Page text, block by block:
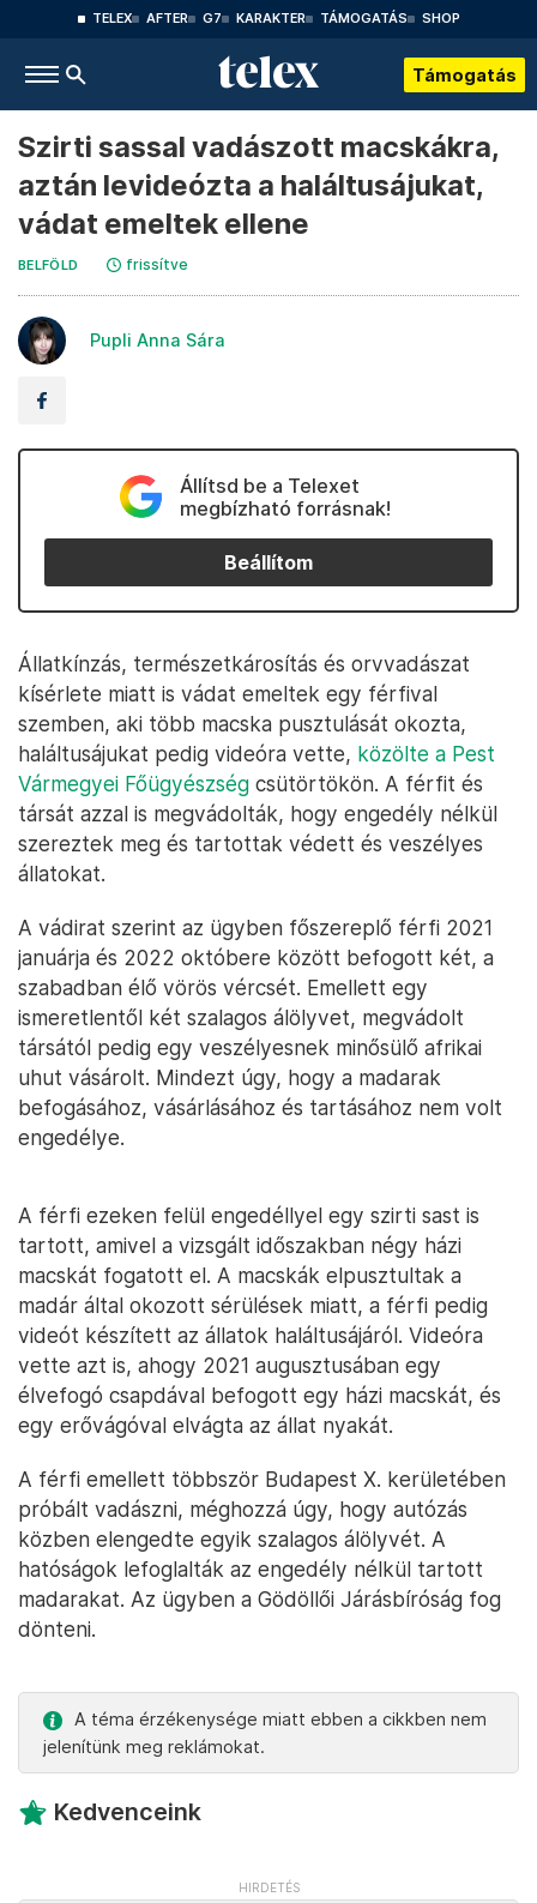
TELEX AFTER G7 KARAKTER TÁMOGATÁS SHOP
Támogatás
Szirti sassal vadászott macskákra,
aztán levideózta a haláltusájukat,
vádat emeltek ellene
BELFÖLD frissítve
Pupli Anna Sára
Állítsd be a Telexet
megbízható forrásnak!
Beállítom
Állatkínzás, természetkárosítás és orvvadászat
kísérlete miatt is vádat emeltek egy férfival
szemben, aki több macska pusztulását okozta,
haláltusájukat pedig videóra vette, közölte a Pest
Vármegyei Főügyészség csütörtökön. A férfit és
társát azzal is megvádolták, hogy engedély nélkül
szereztek meg és tartottak védett és veszélyes
állatokat.
A vádirat szerint az ügyben főszereplő férfi 2021
januárja és 2022 októbere között befogott két, a
szabadban élő vörös vércsét. Emellett egy
ismeretlentől két szalagos álölyvet, megvádolt
társától pedig egy veszélyesnek minősülő afrikai
uhut vásárolt. Mindezt úgy, hogy a madarak
befogásához, vásárlásához és tartásához nem volt
engedélye.
A férfi ezeken felül engedéllyel egy szirti sast is
tartott, amivel a vizsgált időszakban négy házi
macskát fogatott el. A macskák elpusztultak a
madár által okozott sérülések miatt, a férfi pedig
videót készített az állatok haláltusájáról. Videóra
vette azt is, ahogy 2021 augusztusában egy
élvefogó csapdával befogott egy házi macskát, és
egy erővágóval elvágta az állat nyakát.
A férfi emellett többször Budapest X. kerületében
próbált vadászni, méghozzá úgy, hogy autózás
közben elengedte egyik szalagos álölyvét. A
hatóságok lefoglalták az engedély nélkül tartott
madarakat. Az ügyben a Gödöllői Járásbíróság fog
dönteni.
A téma érzékenysége miatt ebben a cikkben nem
jelenítünk meg reklámokat.
Kedvenceink